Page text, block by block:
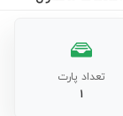
تعداد پارت
1